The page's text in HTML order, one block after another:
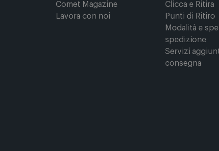
Punti di forza
Comet Magazine
Acquista
Clicca e Ritira
Punti di Ritiro
Modalità e
spedizione
Servizi